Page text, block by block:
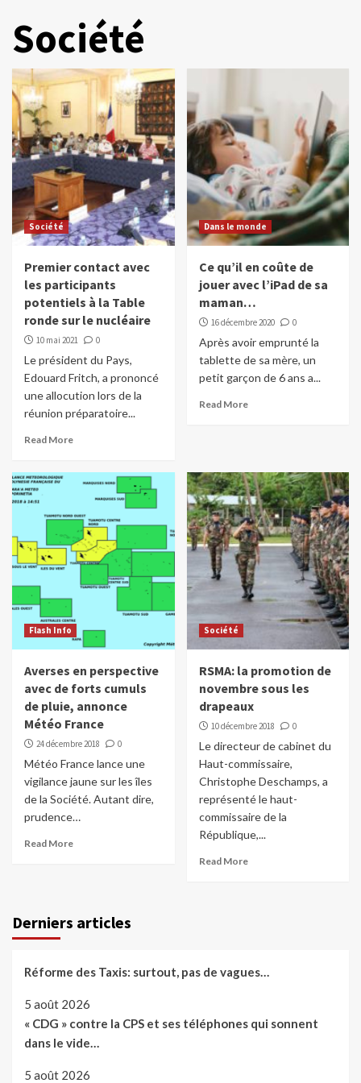
Société
Société
Premier contact avec
les participants
potentiels à la Table
ronde sur le nucléaire
10 mai 2021 0
Le président du Pays,
Edouard Fritch, a prononcé
une allocution lors de la
réunion préparatoire...
Read More
Dans le monde
Ce qu’il en coûte de
jouer avec l’iPad de sa
maman…
16 décembre 2020 0
Après avoir emprunté la
tablette de sa mère, un
petit garçon de 6 ans a...
Read More
Flash Info
Averses en perspective
avec de forts cumuls
de pluie, annonce
Météo France
24 décembre 2018 0
Météo France lance une
vigilance jaune sur les îles
de la Société. Autant dire,
prudence…
Read More
Société
RSMA: la promotion de
novembre sous les
drapeaux
10 décembre 2018 0
Le directeur de cabinet du
Haut-commissaire,
Christophe Deschamps, a
représenté le haut-
commissaire de la
République,...
Read More
Derniers articles
Réforme des Taxis: surtout, pas de vagues…
5 août 2026
« CDG » contre la CPS et ses téléphones qui sonnent
dans le vide…
5 août 2026